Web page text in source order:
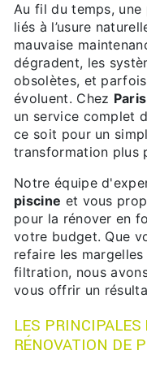
Au fil du temps, une
liés à l’usure
mauvaise
dégradent, les
obsolètes, et
évoluent. Chez
un service complet
ce soit pour un
transformation plus
Notre équipe
piscine et vous
pour la rénover en
votre budget. Que
refaire les
filtration, nous
vous offrir un
LES
RÉNOVATION DE